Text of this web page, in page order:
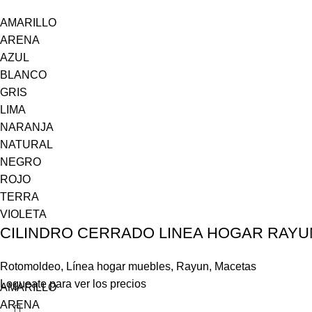
AMARILLO
ARENA
AZUL
BLANCO
GRIS
LIMA
NARANJA
NATURAL
NEGRO
ROJO
TERRA
VIOLETA
CILINDRO CERRADO LINEA HOGAR
Rotomoldeo, Línea hogar muebles, Rayun, Macetas
Logueate para ver los precios
AMARILLO
ARENA